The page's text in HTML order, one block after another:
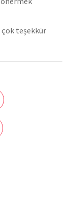
çok teşekkür